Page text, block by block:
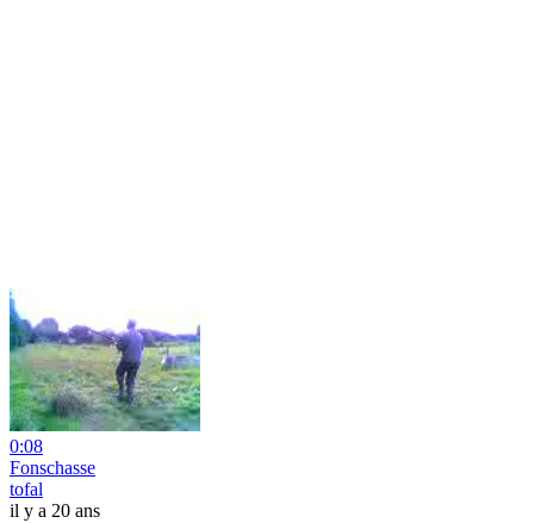
0:08
Fonschasse
tofal
il y a 20 ans